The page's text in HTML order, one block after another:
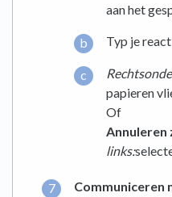
aan het
Typ je
papieren
Of
Annuleren
links:
Communiceren